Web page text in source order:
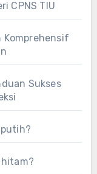
CPNS TIU
Komprehensif
Sukses